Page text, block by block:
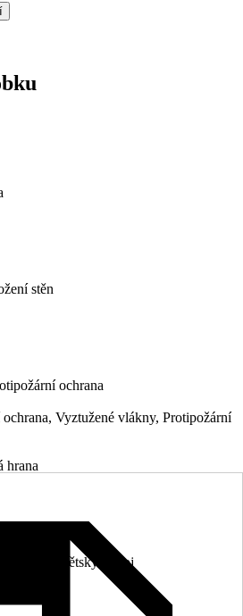
stěn
ochrana
Vyztužené vlákny, Protipožární
hrana
Půda, Dětský pokoj